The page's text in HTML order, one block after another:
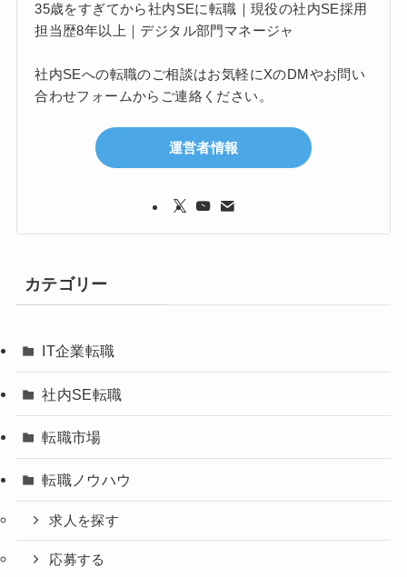
35歳をすぎてから社内SEに転職｜現役の社内SE採用
担当歴8年以上｜デジタル部門マネージャ
社内SEへの転職のご相談はお気軽にXのDMやお問い
合わせフォームからご連絡ください。
運営者情報
カテゴリー
IT企業転職
社内SE転職
転職市場
転職ノウハウ
求人を探す
応募する